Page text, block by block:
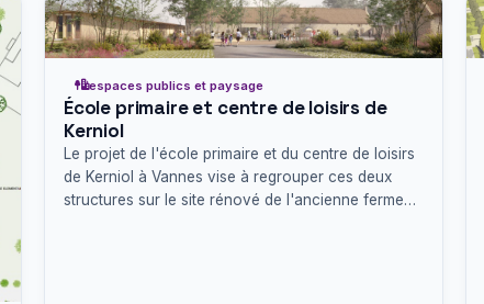
espaces publics et paysage
École primaire et centre de loisirs de
Kerniol
Le projet de l'école primaire et du centre de loisirs
de Kerniol à Vannes vise à regrouper ces deux
structures sur le site rénové de l'ancienne ferme